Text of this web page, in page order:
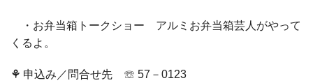
・お弁当箱トークショー アルミお弁当箱芸人がやって
くるよ。
⚘ 申込み／問合せ先 ☏ 57 － 0123